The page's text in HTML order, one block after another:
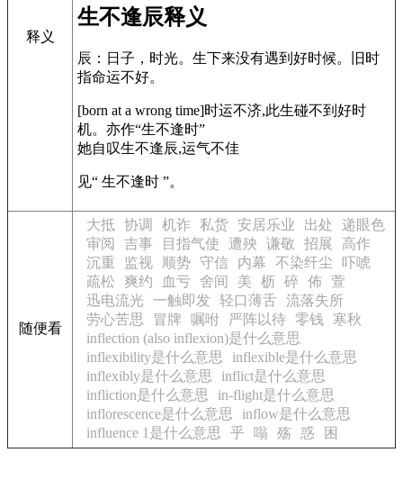
释义
生不逢辰释义
辰：日子，时光。生下来没有遇到好时候。旧时
指命运不好。
[born at a wrong time]时运不济,此生碰不到好时
机。亦作“生不逢时”
她自叹生不逢辰,运气不佳
见“ 生不逢时 ”。
随便看
大抵 协调 机诈 私货 安居乐业 出处
递眼色
审阅
吉事 目指气使 遭殃 谦敬 招展
高作
沉重
监视 顺势 守信 内幕 不染纤尘
吓唬
疏松
爽约 血亏 舍间 美 枥 碎 佈
萱
迅电流光
一触即发 轻口薄舌
流落失所
劳心苦思
冒牌 嘱咐 严阵以待 零钱
寒秋
inflection (also inflexion)是什么意思
inflexibility是什么意思
inflexible是什么意思
inflexibly是什么意思
inflict是什么意思
infliction是什么意思
in-flight是什么意思
inflorescence是什么意思
inflow是什么意思
influence 1是什么意思
乎 嗡 殇 惑 困